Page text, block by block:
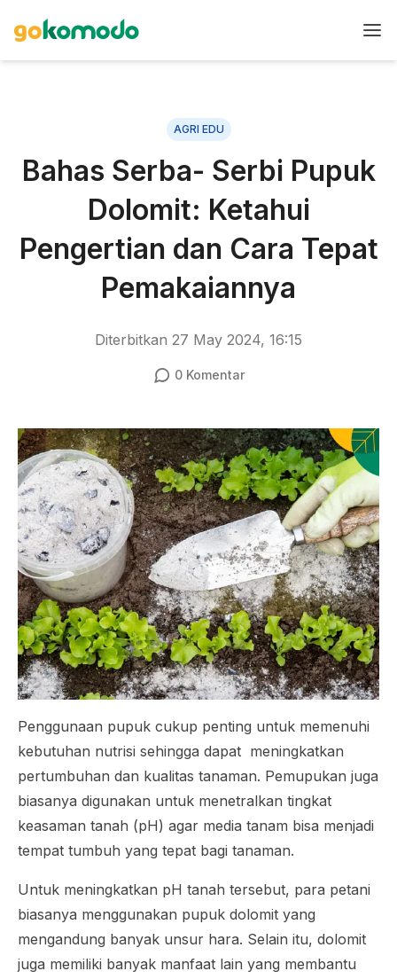
AGRI EDU
Bahas Serba- Serbi Pupuk
Dolomit: Ketahui
Pengertian dan Cara Tepat
Pemakaiannya
Diterbitkan 27 May 2024, 16:15
0Komentar
Penggunaan pupuk cukup penting untuk memenuhi
kebutuhan nutrisi sehingga dapat meningkatkan
pertumbuhan dan kualitas tanaman. Pemupukan juga
biasanya digunakan untuk menetralkan tingkat
keasaman tanah (pH) agar media tanam bisa menjadi
tempat tumbuh yang tepat bagi tanaman.
Untuk meningkatkan pH tanah tersebut, para petani
biasanya menggunakan pupuk dolomit yang
mengandung banyak unsur hara. Selain itu, dolomit
juga memiliki banyak manfaat lain yang membantu